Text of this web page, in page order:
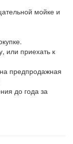
мойке и
или приехать к
предпродажная
до года за